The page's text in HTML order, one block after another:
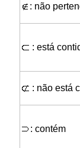
: não
: está
: não está
: contém